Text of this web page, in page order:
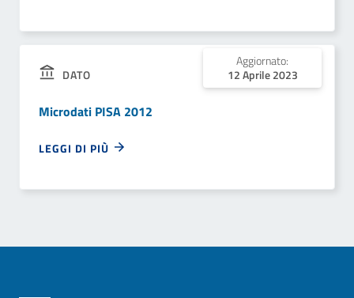
DATO
Aggiornato:
12 Aprile 2023
Microdati PISA 2012
LEGGI DI PIÙ